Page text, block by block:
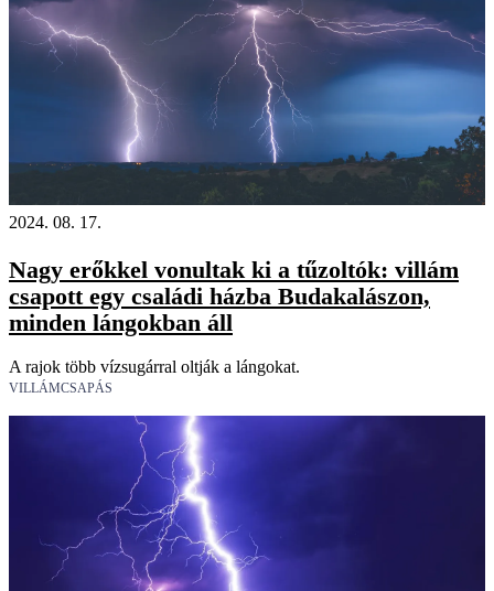
2024. 08. 17.
Nagy erőkkel vonultak ki a tűzoltók: villám
csapott egy családi házba Budakalászon,
minden lángokban áll
A rajok több vízsugárral oltják a lángokat.
VILLÁMCSAPÁS